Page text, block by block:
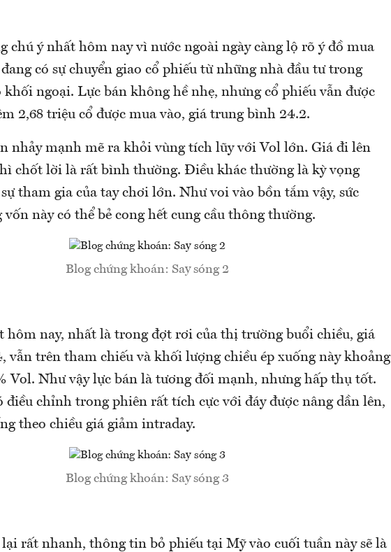
chú ý nhất hôm nay vì nước ngoài ngày càng lộ rõ ý đồ mua
có sự chuyển giao cổ phiếu từ những nhà đầu tư trong
khối ngoại. Lực bán không hề nhẹ, nhưng cổ phiếu vẫn được
2,68 triệu cổ được mua vào, giá trung bình 24.2.
nhảy mạnh mẽ ra khỏi vùng tích lũy với Vol lớn. Giá đi lên
chốt lời là rất bình thường. Điều khác thường là kỳ vọng
tham gia của tay chơi lớn. Như voi vào bồn tắm vậy, sức
này có thể bẻ cong hết cung cầu thông thường.
Blog chứng khoán: Say sóng 2
hôm nay, nhất là trong đợt rơi của thị trường buổi chiều, giá
vẫn trên tham chiếu và khối lượng chiều ép xuống này khoảng
Vol. Như vậy lực bán là tương đối mạnh, nhưng hấp thụ tốt.
điều chỉnh trong phiên rất tích cực với đáy được nâng dần lên,
theo chiều giá giảm intraday.
Blog chứng khoán: Say sóng 3
lại rất nhanh, thông tin bỏ phiếu tại Mỹ vào cuối tuần này sẽ là